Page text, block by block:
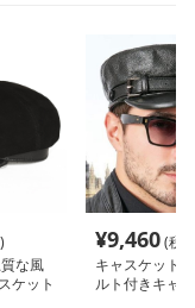
な風
ケット
¥9,460(税
キャスケット
ルト付きキャ